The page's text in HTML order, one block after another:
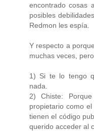
encontrado cosas
posibles
Redmon les espía.
Y respecto a
muchas veces,
1) Si te lo tengo
nada.
2) Chiste:
propietario como
tienen el código
querido acceder al